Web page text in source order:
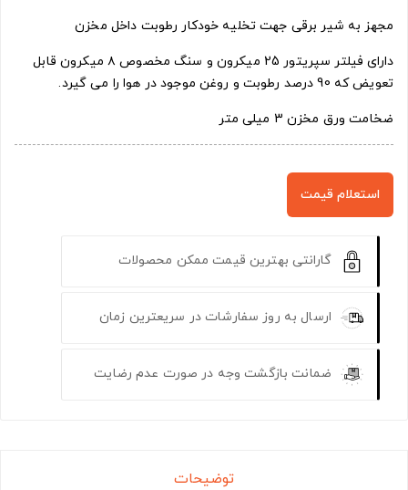
مجهز به شیر برقی جهت تخلیه خودکار رطوبت داخل مخزن
دارای فیلتر سپریتور 25 میکرون و سنگ مخصوص ۸ میکرون قابل
تعویض که 90 درصد رطوبت و روغن موجود در هوا را می گیرد.
ضخامت ورق مخزن 3 میلی متر
استعلام قیمت
گارانتی بهترین قیمت ممکن محصولات
ارسال به روز سفارشات در سریعترین زمان
ضمانت بازگشت وجه در صورت عدم رضایت
توضیحات